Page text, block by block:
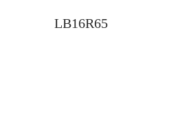
LB16R65